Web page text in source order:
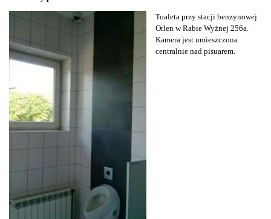
Toaleta przy stacji benzynowej
Orlen w Rabie Wyżnej 256a.
Kamera jest umieszczona
centralnie nad pisuarem.